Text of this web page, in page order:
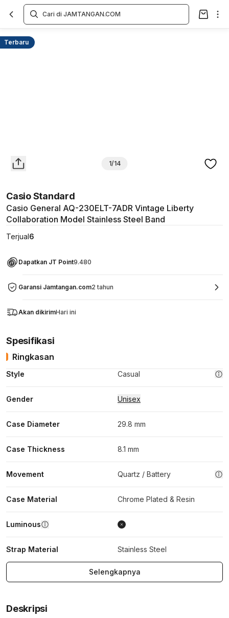
Terbaru
1/14
Casio Standard
Casio General AQ-230ELT-7ADR Vintage Liberty
Collaboration Model Stainless Steel Band
Terjual6
Dapatkan JT Point9.480
Garansi Jamtangan.com2 tahun
Akan dikirimHari ini
Overview
Spesifikasi
Ringkasan
Style Casual
Gender Unisex
Case Diameter 29.8 mm
Case Thickness 8.1 mm
Movement Quartz / Battery
Case Material Chrome Plated & Resin
Luminous
Strap Material Stainless Steel
Selengkapnya
Deskripsi